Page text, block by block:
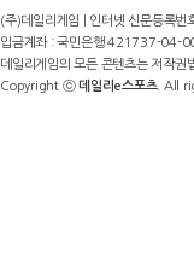
(주)데일리게임 | 인터넷 신문등록
입금계좌 : 국민은행 421737-04-
데일리게임의 모든 콘텐츠는 저작권
Copyright ⓒ데일리e스포츠. All